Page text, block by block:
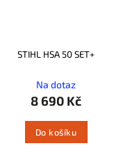
STIHL HSA 50 SET+
Na dotaz
8 690 Kč
Do košíku